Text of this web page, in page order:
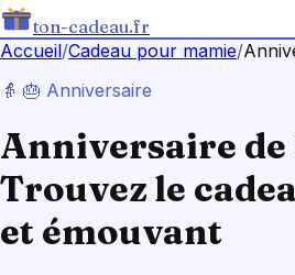
ton-cadeau.fr
Accueil/Cadeau pour mamie/
👵 🎂 Anniversaire
Anniversaire de
Trouvez le
et émouvant